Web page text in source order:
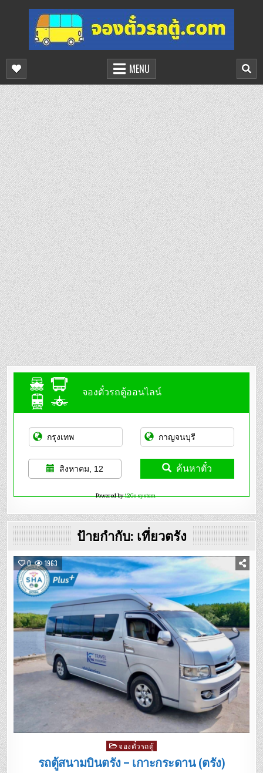
content
จองตั๋วรถตู้ออนไลน์
บริการจองตั๋วรถตู้ออนไลน์
MENU
จองตั๋วรถตู้ออนไลน์
สิงหาคม, 12 ค้นหาตั๋ว
Powered by12Go system
ป้ายกำกับ: เที่ยวตรัง
0 1963
Posted
in
จองตั๋วรถตู้
รถตู้สนามบินตรัง – เกาะกระดาน (ตรัง)